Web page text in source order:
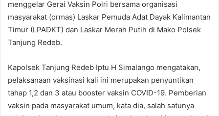
menggelar Gerai Vaksin Polri bersama organisasi
masyarakat (ormas) Laskar Pemuda Adat Dayak Kalimantan
Timur (LPADKT) dan Laskar Merah Putih di Mako Polsek
Tanjung Redeb.
Kapolsek Tanjung Redeb Iptu H Simalango mengatakan,
pelaksanaan vaksinasi kali ini merupakan penyuntikan
tahap 1,2 dan 3 atau booster vaksin COVID-19. Pemberian
vaksin pada masyarakat umum, kata dia, salah satunya